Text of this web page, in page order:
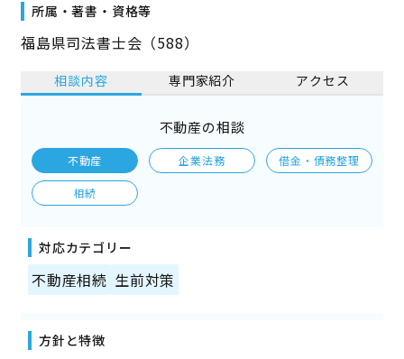
所属・著書・資格等
福島県司法書士会（588）
相談内容 専門家紹介 アクセス
不動産の相談
不動産 企業法務 借金・債務整理
相続
対応カテゴリー
不動産相続 生前対策
方針と特徴